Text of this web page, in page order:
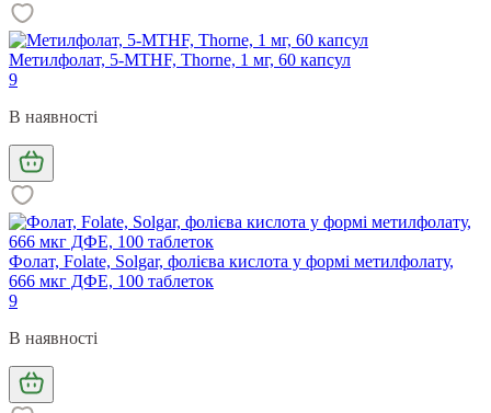
Метилфолат, 5-MTHF, Thorne, 1 мг, 60 капсул
9
В наявності
Фолат, Folate, Solgar, фолієва кислота у формі метилфолату,
666 мкг ДФЕ, 100 таблеток
9
В наявності